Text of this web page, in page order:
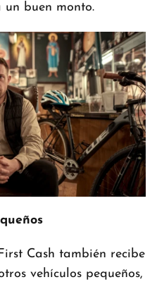
buen monto.
Cash también recibe
vehículos pequeños,